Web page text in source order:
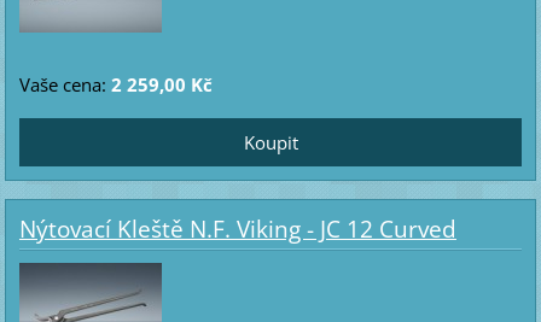
Vaše cena: 2 259,00 Kč
Nýtovací Kleště N.F. Viking - JC 12 Curved